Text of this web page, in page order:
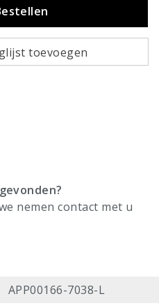
toevoegen
nemen contact met u
APP00166-7038-L